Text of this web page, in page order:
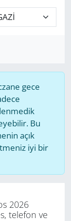
gece
Bu
açık
iyi bir
2026
telefon ve